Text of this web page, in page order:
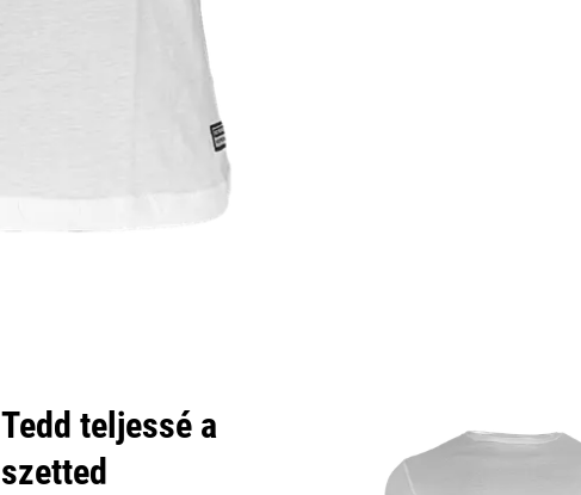
Tedd teljessé a
szetted